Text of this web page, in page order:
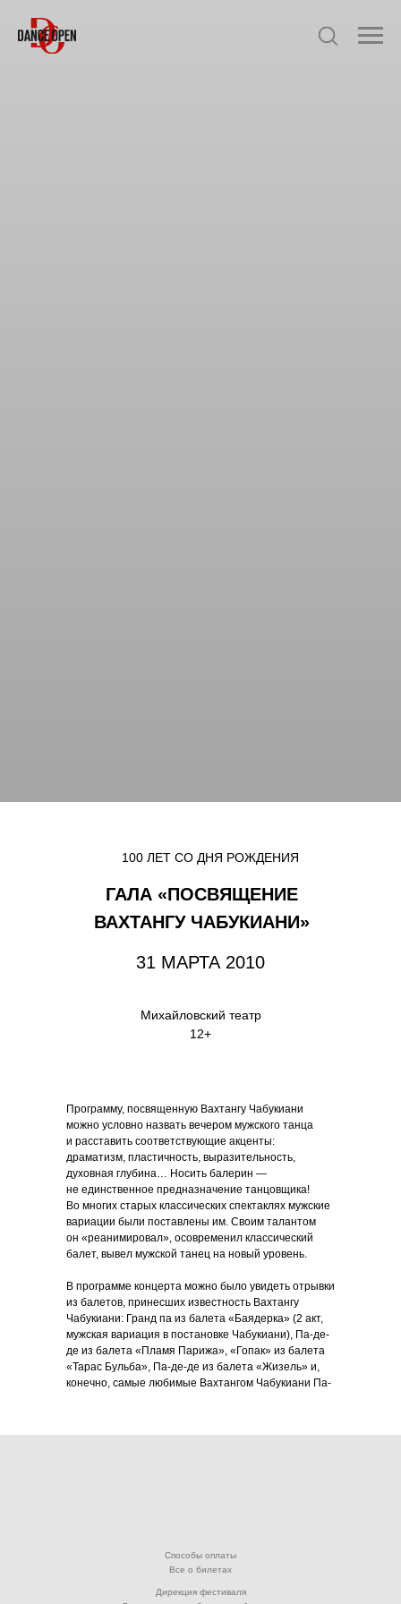
31 МАРТА 2010
Михайловский театр
12+
ГАЛА «ПОСВЯЩЕНИЕ
ВАХТАНГУ ЧАБУКИАНИ»
100 ЛЕТ СО ДНЯ РОЖДЕНИЯ
Программу, посвященную Вахтангу Чабукиани
можно условно назвать вечером мужского танца
и расставить соответствующие акценты:
драматизм, пластичность, выразительность,
духовная глубина… Носить балерин —
не единственное предназначение танцовщика!
Во многих старых классических спектаклях мужские
вариации были поставлены им. Своим талантом
он «реанимировал», осовременил классический
балет, вывел мужской танец на новый уровень.
В программе концерта можно было увидеть отрывки
из балетов, принесших известность Вахтангу
Чабукиани: Гранд па из балета «Баядерка» (2 акт,
мужская вариация в постановке Чабукиани), Па-де-
де из балета «Пламя Парижа», «Гопак» из балета
«Тарас Бульба», Па-де-де из балета «Жизель» и,
конечно, самые любимые Вахтангом Чабукиани Па-
Способы оплаты
Дирекция фестиваля
Все о билетах